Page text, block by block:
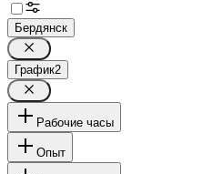
Бердянск
График2
Рабочие часы
Опыт